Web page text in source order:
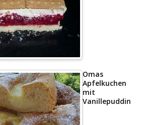
Omas
Apfelkuchen
mit
Vanillepudding